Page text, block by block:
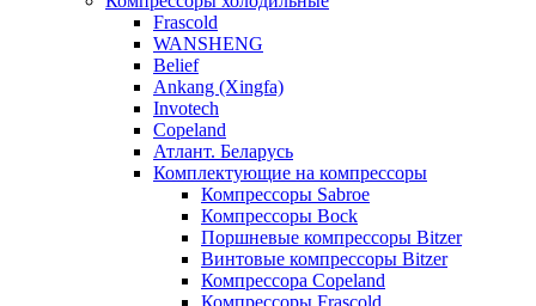
Frascold
WANSHENG
Belief
Ankang (Xingfa)
Invotech
Copeland
Атлант. Беларусь
Комплектующие на компрессоры
Компрессоры Sabroe
Компрессоры Bock
Поршневые компрессоры Bitzer
Винтовые компрессоры Bitzer
Компрессора Copeland